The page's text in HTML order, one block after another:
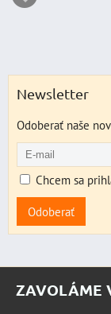
Newsletter
Odoberať naše
Chcem sa
Odoberať
ZAVOLÁME